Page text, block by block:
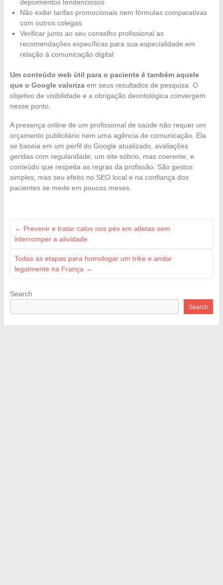
depoimentos tendenciosos
Não exibir tarifas promocionais nem fórmulas comparativas
com outros colegas
Verificar junto ao seu conselho profissional as
recomendações específicas para sua especialidade em
relação à comunicação digital
Um conteúdo web útil para o paciente é também aquele
que o Google valorizaem seus resultados de pesquisa. O
objetivo de visibilidade e a obrigação deontológica convergem
nesse ponto.
A presença online de um profissional de saúde não requer um
orçamento publicitário nem uma agência de comunicação. Ela
se baseia em um perfil do Google atualizado, avaliações
geridas com regularidade, um site sóbrio, mas coerente, e
conteúdo que respeita as regras da profissão. São gestos
simples, mas seu efeito no SEO local e na confiança dos
pacientes se mede em poucos meses.
← Prevenir e tratar calos nos pés em atletas sem
interromper a atividade
Todas as etapas para homologar um trike e andar
legalmente na França →
Search
Search